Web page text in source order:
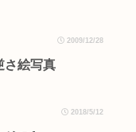
2009/12/28
さ絵写真
2018/5/12